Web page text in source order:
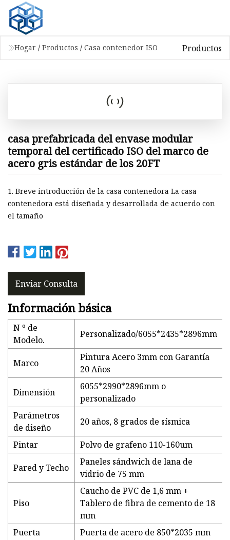
Hogar / Productos / Casa contenedor ISO Productos
casa prefabricada del envase modular
temporal del certificado ISO del marco de
acero gris estándar de los 20FT
1. Breve introducción de la casa contenedora La casa
contenedora está diseñada y desarrollada de acuerdo con
el tamaño
Enviar Consulta
Información básica
N º de
Modelo.
Personalizado/6055*2435*2896mm
Marco
Pintura Acero 3mm con Garantía
20 Años
Dimensión
6055*2990*2896mm o
personalizado
Parámetros
de diseño
20 años, 8 grados de sísmica
Pintar Polvo de grafeno 110-160um
Pared y Techo
Paneles sándwich de lana de
vidrio de 75 mm
Piso
Caucho de PVC de 1,6 mm +
Tablero de fibra de cemento de 18
mm
Puerta
Puerta de acero de 850*2035 mm